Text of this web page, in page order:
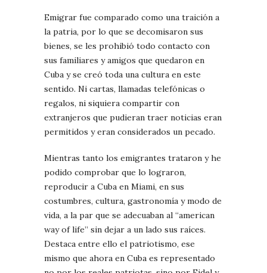
Emigrar fue comparado como una traición a
la patria, por lo que se decomisaron sus
bienes, se les prohibió todo contacto con
sus familiares y amigos que quedaron en
Cuba y se creó toda una cultura en este
sentido. Ni cartas, llamadas telefónicas o
regalos, ni siquiera compartir con
extranjeros que pudieran traer noticias eran
permitidos y eran considerados un pecado.
Mientras tanto los emigrantes trataron y he
podido comprobar que lo lograron,
reproducir a Cuba en Miami, en sus
costumbres, cultura, gastronomía y modo de
vida, a la par que se adecuaban al “american
way of life” sin dejar a un lado sus raíces.
Destaca entre ello el patriotismo, ese
mismo que ahora en Cuba es representado